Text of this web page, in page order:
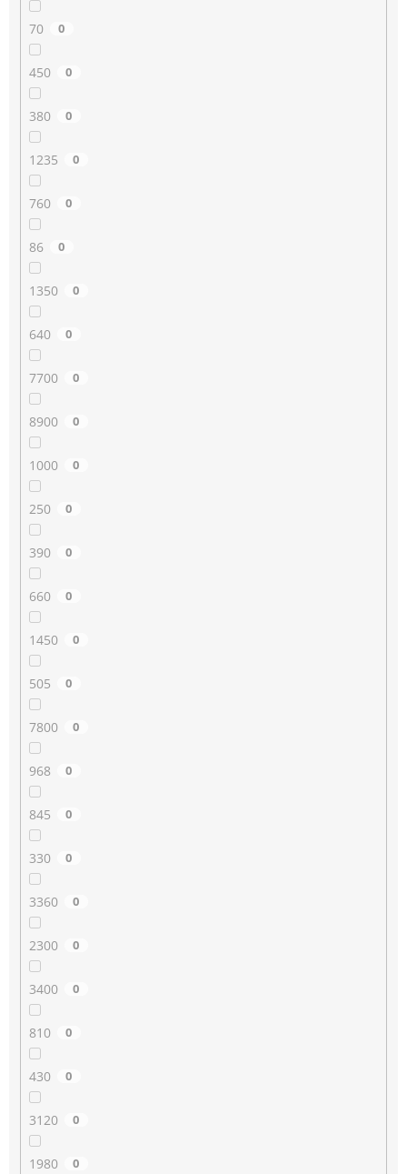
70 0
450 0
380 0
1235 0
760 0
86 0
1350 0
640 0
7700 0
8900 0
1000 0
250 0
390 0
660 0
1450 0
505 0
7800 0
968 0
845 0
330 0
3360 0
2300 0
3400 0
810 0
430 0
3120 0
1980 0